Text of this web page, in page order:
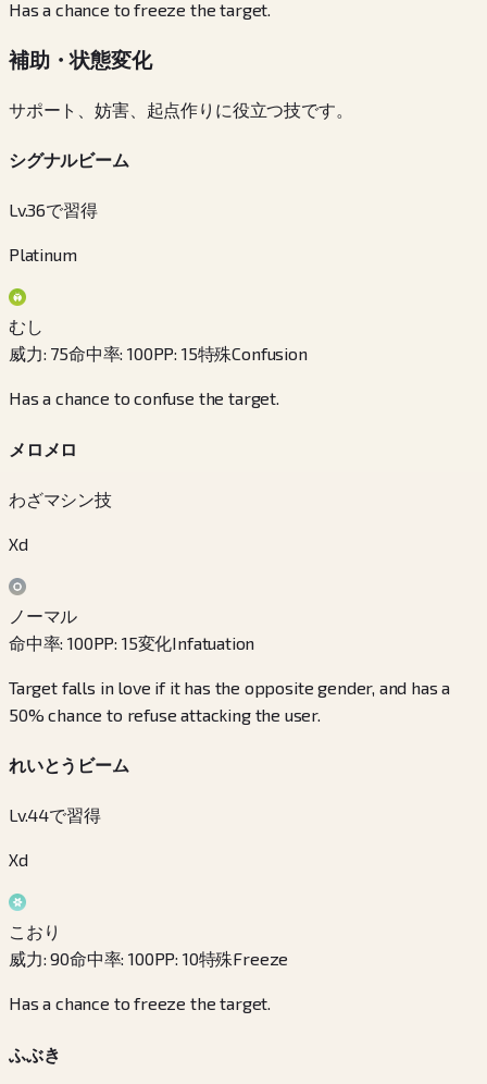
Has a chance to freeze the target.
補助・状態変化
サポート、妨害、起点作りに役立つ技です。
シグナルビーム
Lv.36で習得
Platinum
むし
威力: 75命中率:100PP: 15特殊Confusion
Has a chance to confuse the target.
メロメロ
わざマシン技
Xd
ノーマル
命中率:100PP: 15変化Infatuation
Target falls in love if it has the opposite gender, and has a
50% chance to refuse attacking the user.
れいとうビーム
Lv.44で習得
Xd
こおり
威力:90命中率:100PP: 10特殊Freeze
Has a chance to freeze the target.
ふぶき